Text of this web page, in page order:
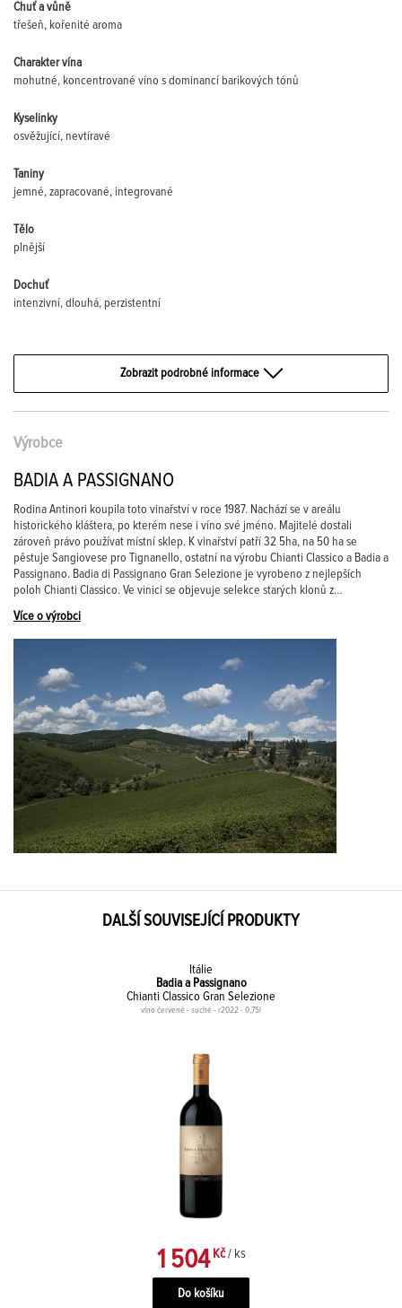
Chuť a vůně
třešeň, kořenité aroma
Charakter vína
mohutné, koncentrované víno s dominancí barikových tónů
Kyselinky
osvěžující, nevtíravé
Taniny
jemné, zapracované, integrované
Tělo
plnější
Dochuť
intenzivní, dlouhá, perzistentní
Zobrazit podrobné informace
Výrobce
BADIA A PASSIGNANO
Rodina Antinori koupila toto vinařství v roce 1987. Nachází se v areálu
historického kláštera, po kterém nese i víno své jméno. Majitelé dostali
zároveň právo používat místní sklep. K vinařství patří 32 5ha, na 50 ha se
pěstuje Sangiovese pro Tignanello, ostatní na výrobu Chianti Classico a Badia a
Passignano. Badia di Passignano Gran Selezione je vyrobeno z nejlepších
poloh Chianti Classico. Ve vinici se objevuje selekce starých klonů z…
Více o výrobci
DALŠÍ SOUVISEJÍCÍ PRODUKTY
Itálie
Badia a Passignano
Chianti Classico Gran Selezione
víno červené - suché - r2022 - 0,75l
1 504 Kč / ks